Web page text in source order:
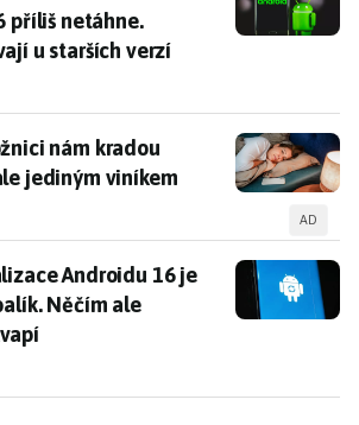
telefon:Jak Android 16 chrání vaše
Používejte je efektivně v
16:Objevte nové možnosti a
příliš netáhne.
u starších verzí
nám kradou spánek. Nejsou
nám kradou
jediným viníkem
AD
Androidu 16 je solidní
Androidu 16 je
Něčím ale